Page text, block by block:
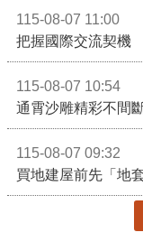
115-08-07 11:00
115-08-07 10:54
115-08-07 09:32